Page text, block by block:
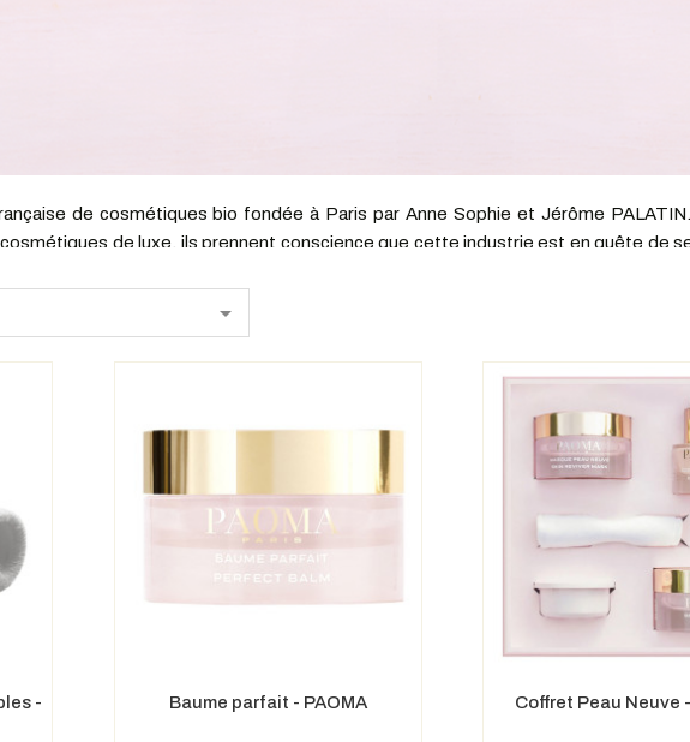
de cosmétiques bio fondée à Paris par Anne Sophie et Jérôme
de luxe, ils prennent conscience que cette industrie est en quête de
décident de créer la 1ère marque française de soins de luxe éco-éthique
le marché des produits, rien est laissé au hasard. En plus d'être une marque
force place les cosmétiques PAOMA parmi les plus concentrés du marché.
la création d'un prénom qui évoque la douceur et le rêve, inspirant le désir de
que les deux syllabes équilibrées de chaque côté porte le "O" en majesté.
incarne la beauté, le luxe et le
sont certifiés COSMEBIO et VEGAN. Ils sont conçus avec des ingrédients
biologique.
la flore française en culture bio ou récoltés de manière sauvage. La marque
issus de la gemmothérapie. Cette approche unique apporte un
rose sauvage est également un des actifs privilégiés par PAOMA pour sa teneur

-
Baume parfait - PAOMA Coffret Peau Neuve